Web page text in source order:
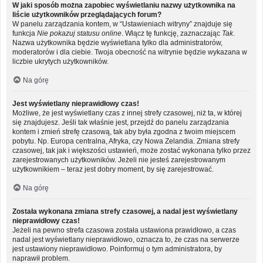
W jaki sposób można zapobiec wyświetlaniu nazwy użytkownika na
liście użytkowników przeglądających forum?
W panelu zarządzania kontem, w “Ustawieniach witryny” znajduje się
funkcja Nie pokazuj statusu online . Włącz tę funkcję, zaznaczając Tak.
Nazwa użytkownika będzie wyświetlana tylko dla administratorów,
moderatorów i dla ciebie. Twoja obecność na witrynie będzie wykazana w
liczbie ukrytych użytkowników.
Na górę
Jest wyświetlany nieprawidłowy czas!
Możliwe, że jest wyświetlany czas z innej strefy czasowej, niż ta, w której
się znajdujesz. Jeśli tak właśnie jest, przejdź do panelu zarządzania
kontem i zmień strefę czasową, tak aby była zgodna z twoim miejscem
pobytu. Np. Europa centralna, Afryka, czy Nowa Zelandia. Zmiana strefy
czasowej, tak jak i większości ustawień, może zostać wykonana tylko przez
zarejestrowanych użytkowników. Jeżeli nie jesteś zarejestrowanym
użytkownikiem – teraz jest dobry moment, by się zarejestrować.
Na górę
Została wykonana zmiana strefy czasowej, a nadal jest wyświetlany
nieprawidłowy czas!
Jeżeli na pewno strefa czasowa została ustawiona prawidłowo, a czas
nadal jest wyświetlany nieprawidłowo, oznacza to, że czas na serwerze
jest ustawiony nieprawidłowo. Poinformuj o tym administratora, by
naprawił problem.